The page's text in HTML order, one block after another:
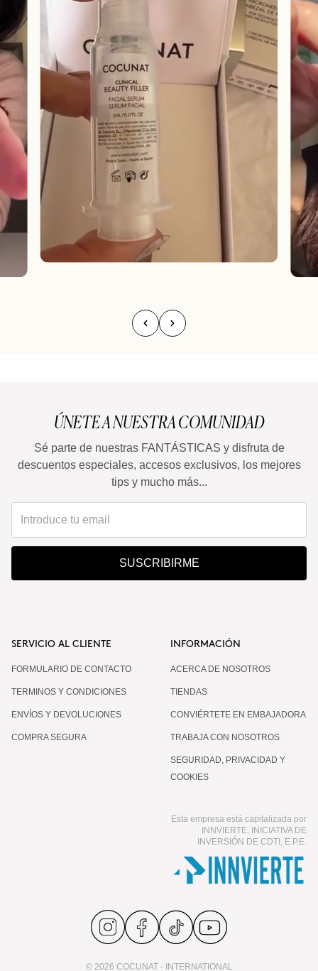
ÚNETE A NUESTRA COMUNIDAD
Sé parte de nuestras FANTÁSTICAS y disfruta de
descuentos especiales, accesos exclusivos, los mejores
tips y mucho más...
SUSCRIBIRME
SERVICIO AL CLIENTE
FORMULARIO DE CONTACTO
TERMINOS Y CONDICIONES
ENVÍOS Y DEVOLUCIONES
COMPRA SEGURA
INFORMACIÓN
ACERCA DE NOSOTROS
TIENDAS
CONVIÉRTETE EN EMBAJADORA
TRABAJA CON NOSOTROS
SEGURIDAD, PRIVACIDAD Y
COOKIES
Esta empresa está capitalizada por
INNVIERTE, INICIATIVA DE
INVERSIÓN DE CDTI, E.P.E.
© 2026 COCUNAT - INTERNATIONAL